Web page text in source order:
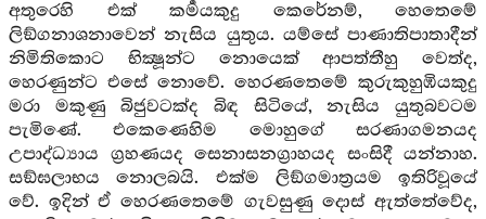
අතුරෙහි එක් කර්‍මයකුදු කෙරේනම්, හෙතෙමේ
ලිඞ්ගනාශනාවෙන් නැසිය යුතුය. යම්සේ පාණාතිපාතාදීන්
නිමිතිකොට භික්‍ෂූන්ට නොයෙක් ආපත්තීහු වෙත්ද,
හෙරණුන්ට එසේ නොවේ. හෙරණතෙමේ කුරුකුහුඹියකුදු
මරා මකුණු බිජුවටක්ද බිඳ සිටියේ, නැසිය යුතුබවටම
පැමිණේ. එකෙණෙහිම මොහුගේ සරණාගමනයද
උපාද්ධ්‍යාය ග්‍රහණයද සෙනාසනග්‍රාහයද සංසිදී යන්නාහ.
සඞ්ඝලාභය නොලබයි. එක්ම ලිඞ්ගමාත්‍රයම ඉතිරිවූයේ
වේ. ඉදින් ඒ හෙරණතෙමේ ගැවසුණු දොස් ඇත්තේවේද,